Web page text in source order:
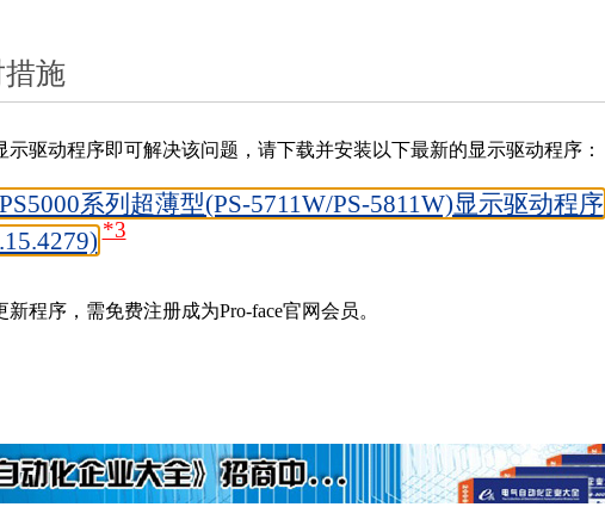
施
示驱动程序即可解决该问题，请下载并安装以下最新的显示驱动程序：
系列超薄型(PS-5711W/PS-5811W)显示驱动程序
*3
新程序，需免费注册成为Pro-face官网会员。